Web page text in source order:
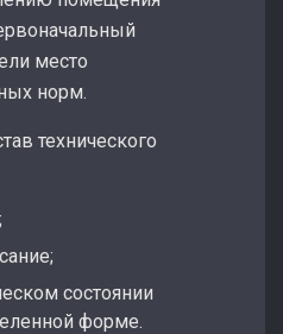
место
норм.
технического
состоянии
форме.